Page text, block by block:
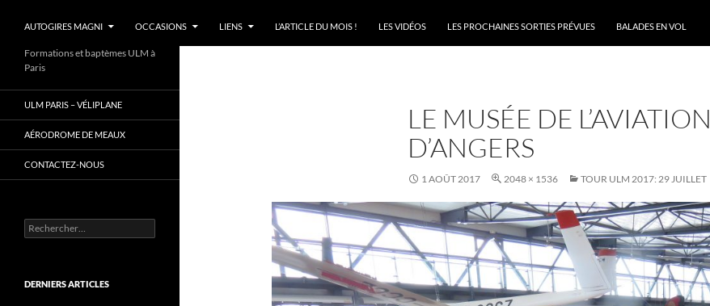
AUTOGIRES MAGNI OCCASIONS LIENS L’ARTICLE DU MOIS ! LES VIDÉOS LES PROCHAINES SORTIES PRÉVUES BALADES EN VOL
LE MUSÉE DE L’AVIATION
D’ANGERS
1 AOÛT 2017 2048 × 1536 TOUR ULM 2017: 29 JUILLET
Formations et baptèmes ULM à
Paris
ULM PARIS – VÉLIPLANE
AÉRODROME DE MEAUX
CONTACTEZ-NOUS
Rechercher :
DERNIERS ARTICLES